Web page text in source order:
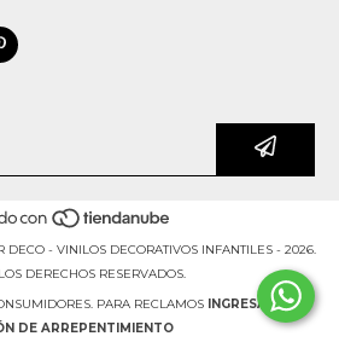
DECO - VINILOS DECORATIVOS INFANTILES - 2026.
DERECHOS RESERVADOS.
PARA RECLAMOS
INGRESÁ ACÁ.
DE ARREPENTIMIENTO